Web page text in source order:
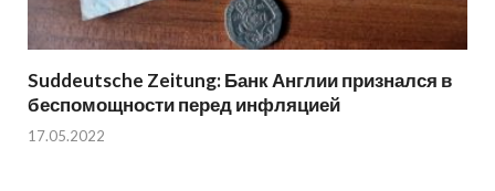
Suddeutsche Zeitung: Банк Англии признался в
беспомощности перед инфляцией
17.05.2022